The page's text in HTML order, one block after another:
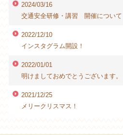
2024/03/16
交通安全研修・講習 開催について
2022/12/10
インスタグラム開設！
2022/01/01
明けましておめでとうございます。
2021/12/25
メリークリスマス！